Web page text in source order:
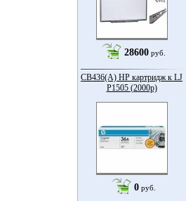
28600 руб.
CB436(A) HP картридж к LJ
P1505 (2000p)
0 руб.